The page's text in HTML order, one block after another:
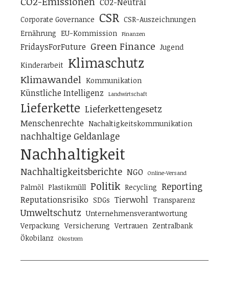
Corporate Governance CSR CSR-Auszeichnungen
Ernährung EU-Kommission Finanzen
FridaysForFuture Green Finance Jugend
Kinderarbeit Klimaschutz
Klimawandel Kommunikation
Künstliche Intelligenz Landwirtschaft
Lieferkette Lieferkettengesetz
Menschenrechte Nachaltigkeitskommunikation
nachhaltige Geldanlage
Nachhaltigkeit
Nachhaltigkeitsberichte NGO Online-Versand
Palmöl Plastikmüll Politik Recycling Reporting
Reputationsrisiko SDGs Tierwohl Transparenz
Umweltschutz Unternehmensverantwortung
Verpackung Versicherung Vertrauen Zentralbank
Ökobilanz
Ökostrom